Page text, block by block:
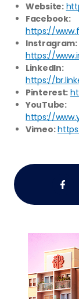
Website:
Facebook:
https://
Instragram:
https://
LinkedIn:
https://
Pinterest:
YouTube:
https://
Vimeo: